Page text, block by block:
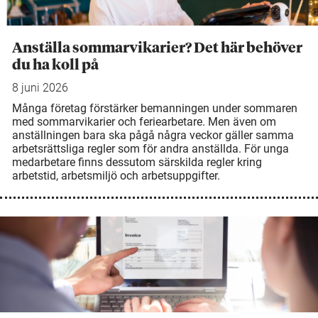
Anställa sommarvikarier? Det här behöver
du ha koll på
8 juni 2026
Många företag förstärker bemanningen under sommaren
med sommarvikarier och feriearbetare. Men även om
anställningen bara ska pågå några veckor gäller samma
arbetsrättsliga regler som för andra anställda. För unga
medarbetare finns dessutom särskilda regler kring
arbetstid, arbetsmiljö och arbetsuppgifter.